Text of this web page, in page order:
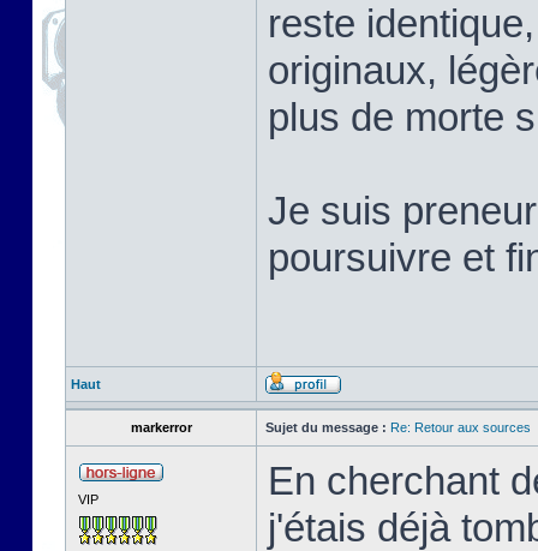
reste
originaux,
plus de morte
Je suis
poursuivre et
Haut
markerror Sujet du message : Re: Retour aux sources
VIP
En cherchant
j'étais déjà